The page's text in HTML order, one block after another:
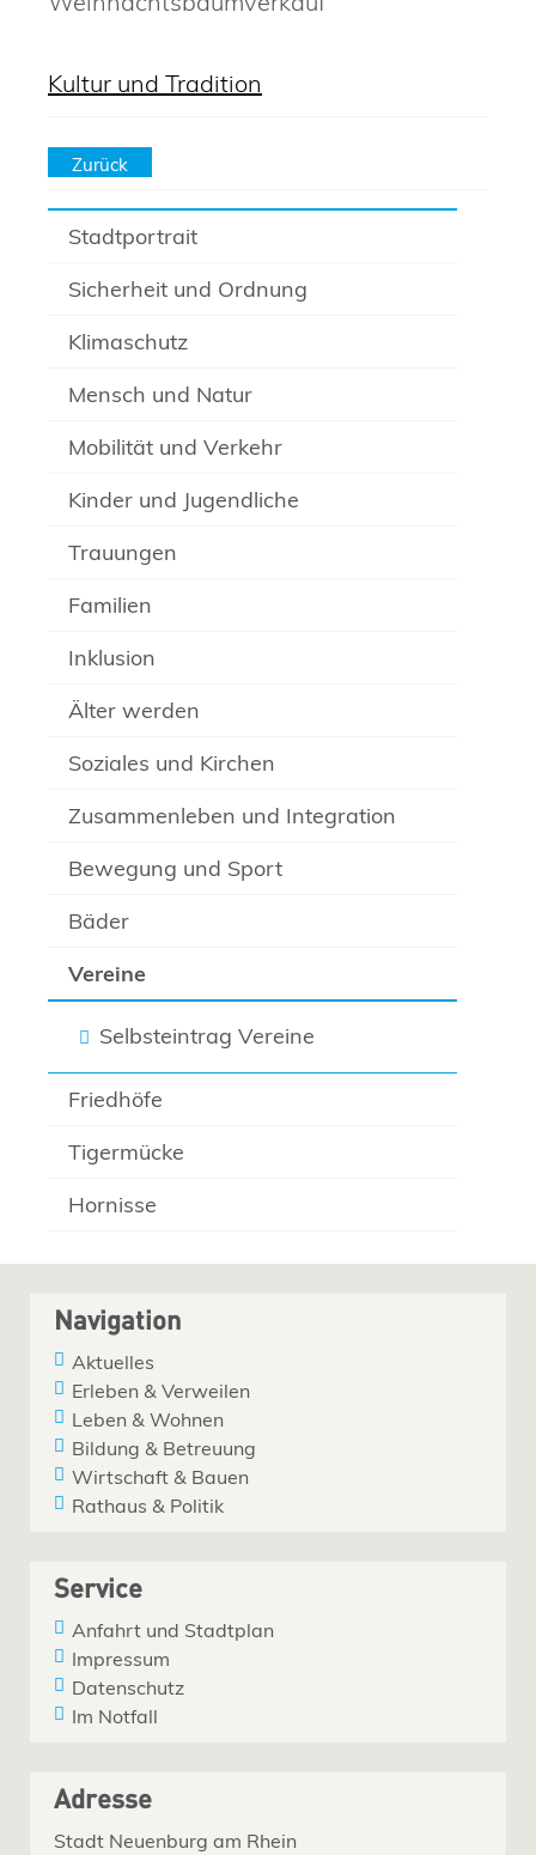
Stadtportrait
Sicherheit und Ordnung
Klimaschutz
Mensch und Natur
Mobilität und Verkehr
Kinder und Jugendliche
Trauungen
Familien
Inklusion
Älter werden
Soziales und Kirchen
Zusammenleben und Integration
Bewegung und Sport
Bäder
Vereine
Selbsteintrag Vereine
Friedhöfe
Tigermücke
Hornisse
Kultur und Tradition
Zurück
Navigation
Aktuelles
Erleben & Verweilen
Leben & Wohnen
Bildung & Betreuung
Wirtschaft & Bauen
Rathaus & Politik
Service
Anfahrt und Stadtplan
Impressum
Datenschutz
Im Notfall
Adresse
Stadt Neuenburg am Rhein